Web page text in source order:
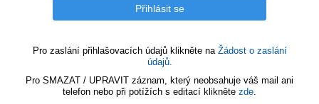
Pro zaslání přihlašovacích údajů klikněte na Žádost o zaslání
údajů.
Pro SMAZAT / UPRAVIT záznam, který neobsahuje váš mail ani
telefon nebo při potížích s editací klikněte zde.